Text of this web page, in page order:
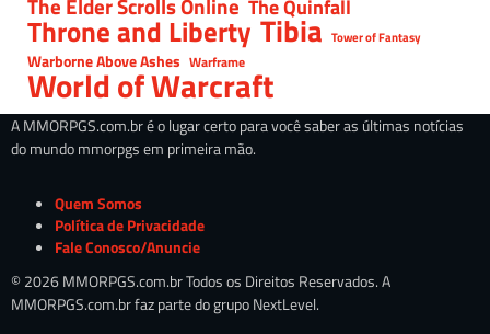
The Elder Scrolls Online The Quinfall
Throne and Liberty Tibia Tower of Fantasy
Warborne Above Ashes Warframe
World of Warcraft
A MMORPGS.com.br é o lugar certo para você saber as últimas notícias
do mundo mmorpgs em primeira mão.
Quem Somos
Política de Privacidade
Fale Conosco/Anuncie
© 2026 MMORPGS.com.br Todos os Direitos Reservados. A
MMORPGS.com.br faz parte do grupo NextLevel.